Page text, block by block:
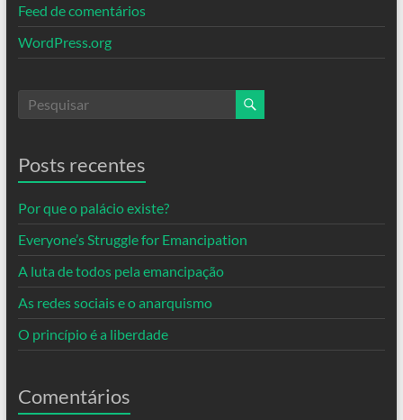
Feed de comentários
WordPress.org
Posts recentes
Por que o palácio existe?
Everyone’s Struggle for Emancipation
A luta de todos pela emancipação
As redes sociais e o anarquismo
O princípio é a liberdade
Comentários